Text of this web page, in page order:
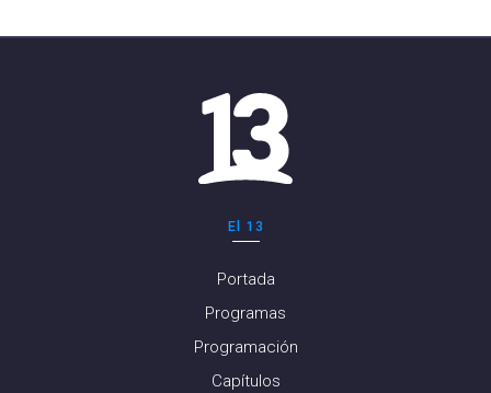
El 13
Portada
Programas
Programación
Capítulos